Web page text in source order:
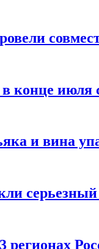
конце
и вина
регионах